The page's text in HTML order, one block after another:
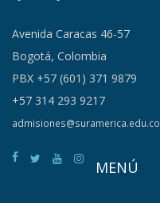
Avenida Caracas 46-57
Bogotá, Colombia
PBX +57 (601) 371 9879
+57 314 293 9217
admisiones@suramerica.edu.co
MENÚ